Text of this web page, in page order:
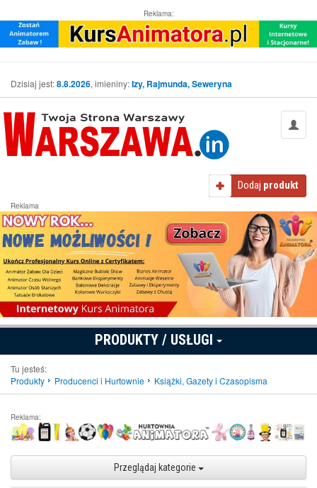
Reklama:
Dzisiaj jest:8.8.2026, imieniny:Izy, Rajmunda, Seweryna
Dodaj produkt
Reklama
PRODUKTY / USŁUGI
Tu jesteś:
Produkty
Producenci i Hurtownie Książki, Gazety i Czasopisma
Reklama:
Przeglądaj kategorie